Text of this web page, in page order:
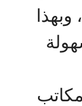
وبهذا